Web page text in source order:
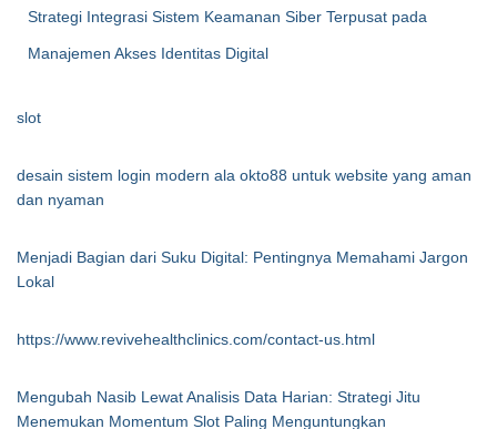
Strategi Integrasi Sistem Keamanan Siber Terpusat pada
Manajemen Akses Identitas Digital
slot
desain sistem login modern ala okto88 untuk website yang aman
dan nyaman
Menjadi Bagian dari Suku Digital: Pentingnya Memahami Jargon
Lokal
https://www.revivehealthclinics.com/contact-us.html
Mengubah Nasib Lewat Analisis Data Harian: Strategi Jitu
Menemukan Momentum Slot Paling Menguntungkan